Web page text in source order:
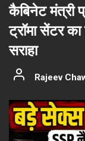
कैबिनेट मंत्री
ट्रॉमा सेंटर
सराहा
Rajeev